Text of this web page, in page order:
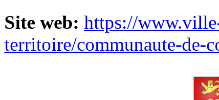
Site web: https://
territoire/communaute-de-